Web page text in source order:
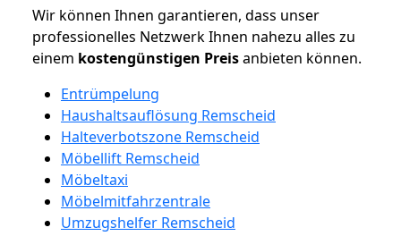
Wir können Ihnen garantieren, dass unser
professionelles Netzwerk Ihnen nahezu alles zu
einem kostengünstigen Preisanbieten können.
Entrümpelung
Haushaltsauflösung Remscheid
Halteverbotszone Remscheid
Möbellift Remscheid
Möbeltaxi
Möbelmitfahrzentrale
Umzugshelfer Remscheid